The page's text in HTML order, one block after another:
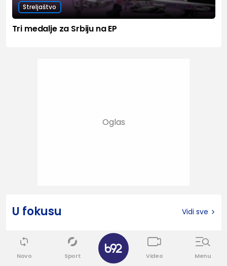
Streljaštvo
Tri medalje za Srbiju na EP
U fokusu Vidi sve
Novo Sport Video Menu